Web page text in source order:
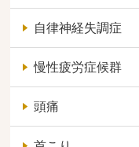
自律神経失調症
慢性疲労症候群
頭痛